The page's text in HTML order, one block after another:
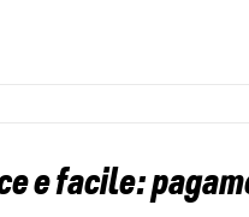
e facile: